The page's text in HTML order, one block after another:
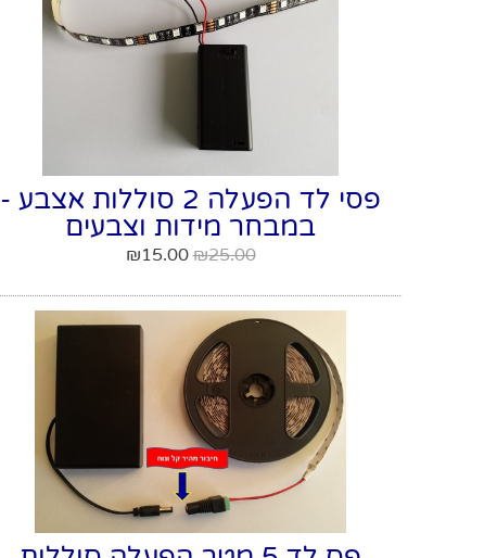
פסי לד הפעלה 2 סוללות אצבע -
במבחר מידות וצבעים
₪25.00
₪15.00